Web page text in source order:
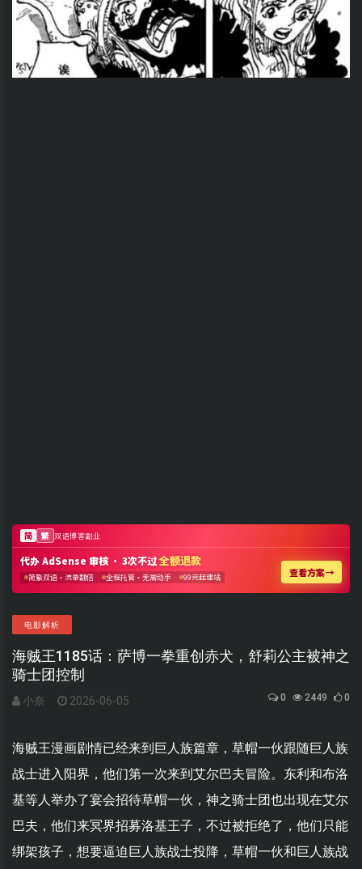
电影解析
海贼王1185话：萨博一拳重创赤犬，舒莉公主被神之
骑士团控制
小奈 2026-06-05 0 2449 0
海贼王漫画剧情已经来到巨人族篇章，草帽一伙跟随巨人族
战士进入阳界，他们第一次来到艾尔巴夫冒险。东利和布洛
基等人举办了宴会招待草帽一伙，神之骑士团也出现在艾尔
巴夫，他们来冥界招募洛基王子，不过被拒绝了，他们只能
绑架孩子，想要逼迫巨人族战士投降，草帽一伙和巨人族战